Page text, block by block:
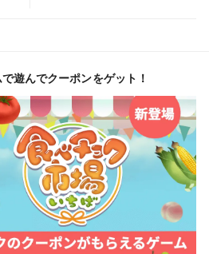
りも水の使用量が大幅に削減さ
にとっては有害となる化学農
ん。
りますので、アブラムシ等小さ
あります。可能な限り除去して
で良く洗ってから調理してくだ
遊んでクーポンをゲット！